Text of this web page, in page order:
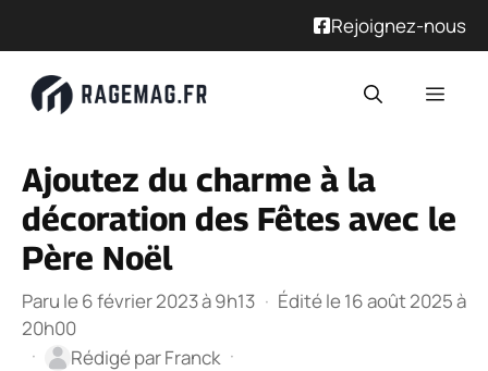
Rejoignez-nous
Ajoutez du charme à la
décoration des Fêtes avec le
Père Noël
Paru le 6 février 2023 à 9h13 · Édité le 16 août 2025 à
20h00
·
Rédigé parFranck ·